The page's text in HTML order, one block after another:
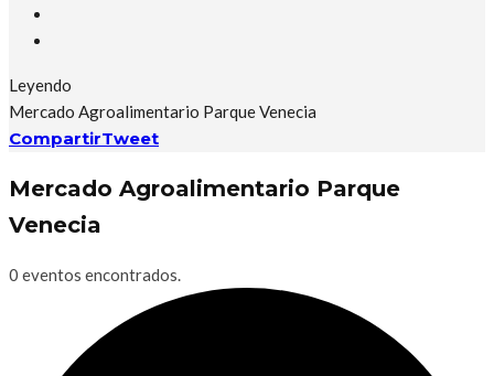
Leyendo
Mercado Agroalimentario Parque Venecia
CompartirTweet
Mercado Agroalimentario Parque
Venecia
0 eventos encontrados.